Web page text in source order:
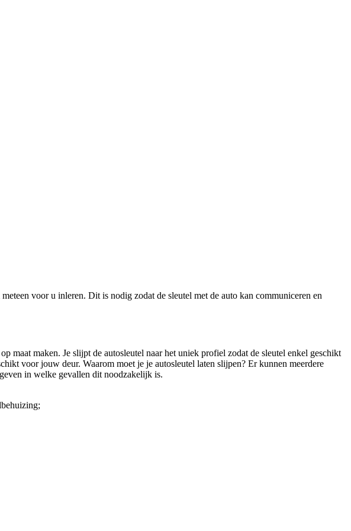
voor u inleren. Dit is nodig zodat de sleutel met de auto kan communiceren en
maat maken. Je slijpt de autosleutel naar het uniek profiel zodat de sleutel enkel geschikt
voor jouw deur. Waarom moet je je autosleutel laten slijpen? Er kunnen meerdere
in welke gevallen dit noodzakelijk is.